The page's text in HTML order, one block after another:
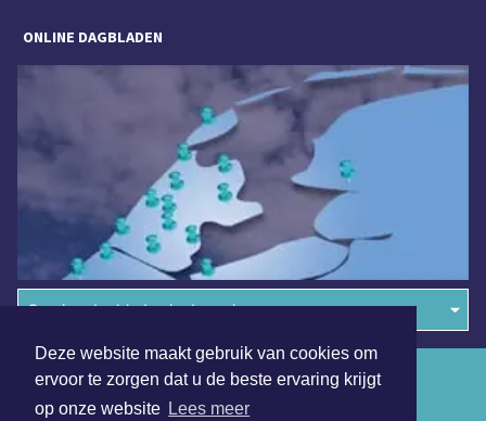
Deze website maakt gebruik van cookies om
ervoor te zorgen dat u de beste ervaring krijgt
op onze website Lees meer
ONLINE DAGBLADEN
Overige dagbladen in de regio
Algemene voorwaarden
Disclaimer